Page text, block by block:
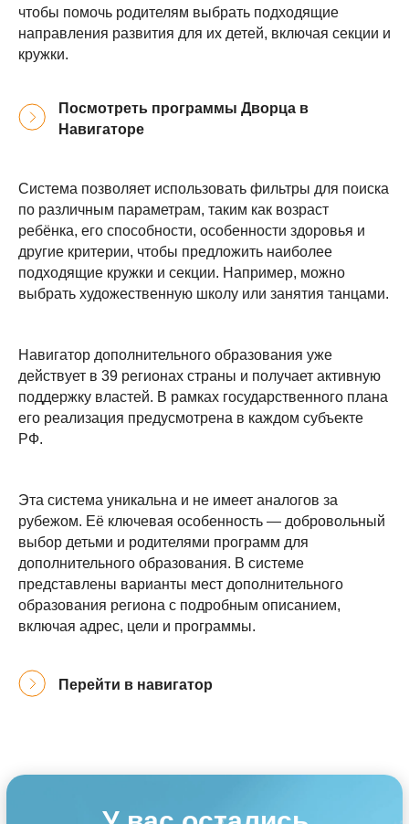
чтобы помочь родителям выбрать подходящие
направления развития для их детей, включая секции и
кружки.
Посмотреть программы Дворца в
Навигаторе
Система позволяет использовать фильтры для поиска
по различным параметрам, таким как возраст
ребёнка, его способности, особенности здоровья и
другие критерии, чтобы предложить наиболее
подходящие кружки и секции. Например, можно
выбрать художественную школу или занятия танцами.
Навигатор дополнительного образования уже
действует в 39 регионах страны и получает активную
поддержку властей. В рамках государственного плана
его реализация предусмотрена в каждом субъекте
РФ.
Эта система уникальна и не имеет аналогов за
рубежом. Её ключевая особенность — добровольный
выбор детьми и родителями программ для
дополнительного образования. В системе
представлены варианты мест дополнительного
образования региона с подробным описанием,
включая адрес, цели и программы.
Перейти в навигатор